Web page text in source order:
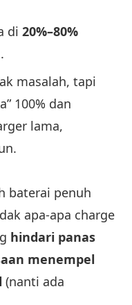
di 20%–80%
masalah, tapi
100% dan
lama,
baterai penuh
apa-apa charge
hindari panas
menempel
(nanti ada